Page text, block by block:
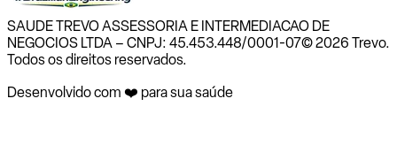
SAUDE TREVO ASSESSORIA E INTERMEDIACAO DE
NEGOCIOS LTDA – CNPJ: 45.453.448/0001-07© 2026 Trevo.
Todos os direitos reservados.
Desenvolvido com ❤️ para sua saúde